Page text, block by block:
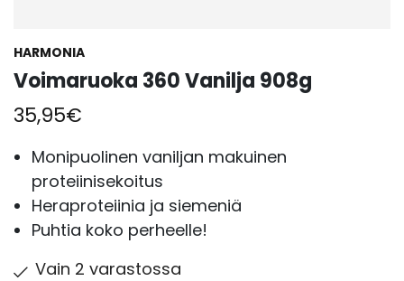
HARMONIA
Voimaruoka 360 Vanilja 908g
35,95€
Monipuolinen vaniljan makuinen
proteiinisekoitus
Heraproteiinia ja siemeniä
Puhtia koko perheelle!
Vain 2 varastossa